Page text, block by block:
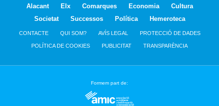
Alacant Elx Comarques Economia
Cultura
Societat
Successos Política Hemeroteca
CONTACTE QUI SOM? AVÍS LEGAL PROTECCIÓ DE DADES
POLÍTICA DE COOKIES PUBLICITAT TRANSPARÈNCIA
Formem part de: